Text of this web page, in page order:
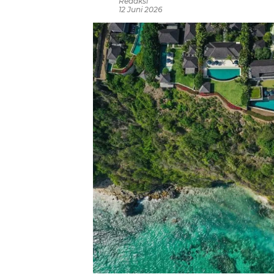
12 Juni 2026